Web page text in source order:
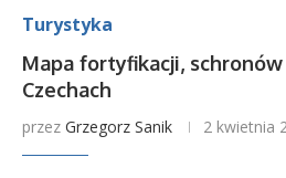
Turystyka
Mapa fortyfikacji,
Czechach
przez Grzegorz Sanik 2 kwietnia